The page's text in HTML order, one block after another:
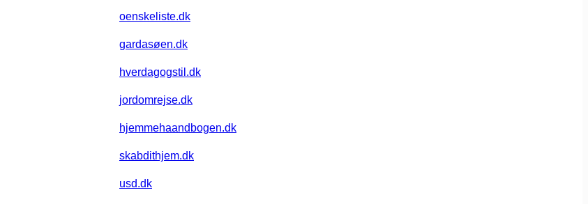
oenskeliste.dk
gardasøen.dk
hverdagogstil.dk
jordomrejse.dk
hjemmehaandbogen.dk
skabdithjem.dk
usd.dk